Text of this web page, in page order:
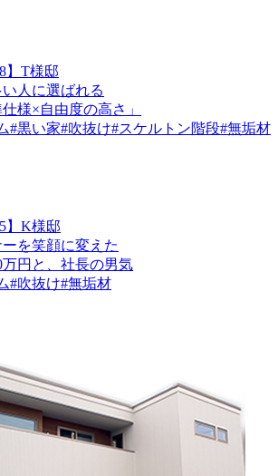
】T様邸
人に選ばれる
仕様×自由度の高さ」
#黒い家#吹抜け#スケルトン階段#無垢材
】K様邸
を笑顔に変えた
万円と、社長の男気
#吹抜け#無垢材